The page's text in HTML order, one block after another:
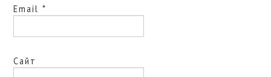
Email*
Сайт